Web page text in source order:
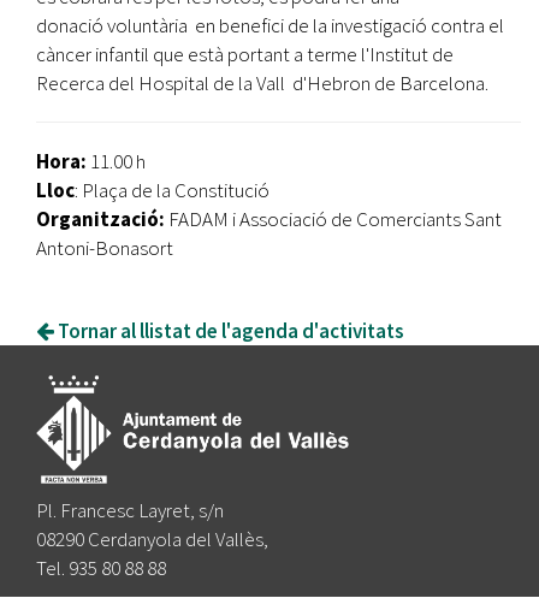
donació voluntària en benefici de la investigació contra el
càncer infantil que està portant a terme l'Institut de
Recerca del Hospital de la Vall d'Hebron de Barcelona.
Hora: 11.00 h
Lloc: Plaça de la Constitució
Organització: FADAM i Associació de Comerciants Sant
Antoni-Bonasort
Tornar al llistat de l'agenda d'activitats
Pl. Francesc Layret, s/n
08290 Cerdanyola del Vallès,
Tel. 935 80 88 88